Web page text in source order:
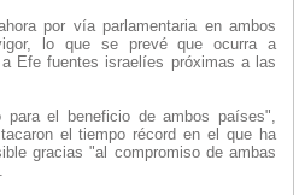
por vía parlamentaria en ambos
lo que se prevé que ocurra a
Efe fuentes israelíes próximas a las
el beneficio de ambos países",
el tiempo récord en el que ha
gracias "al compromiso de ambas